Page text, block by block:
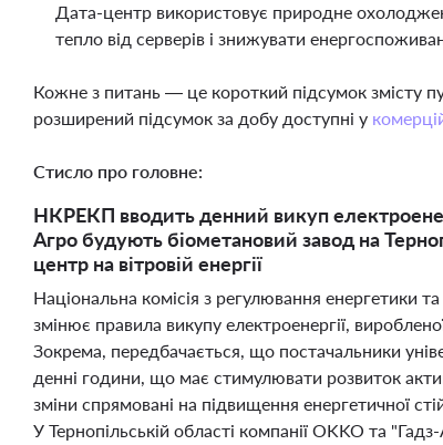
Дата-центр використовує природне
тепло від серверів і знижувати
Кожне з питань — це короткий підсумок змісту
розширений підсумок за добу доступні у
Стисло про головне:
НКРЕКП вводить денний викуп
Агро будують біометановий завод на
центр на вітровій енергії
Національна комісія з регулювання енергетики
змінює правила викупу електроенергії,
Зокрема, передбачається, що постачальники
денні години, що має стимулювати розвиток
зміни спрямовані на підвищення енергетичної
У Тернопільській області компанії OKKO та